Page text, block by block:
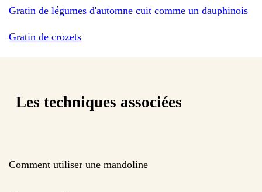
Gratin de légumes d'automne cuit comme un dauphinois
Gratin de crozets
Les techniques associées
Comment utiliser une mandoline